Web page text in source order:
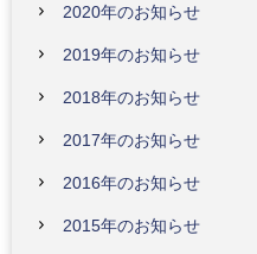
2020年のお知らせ
2019年のお知らせ
2018年のお知らせ
2017年のお知らせ
2016年のお知らせ
2015年のお知らせ